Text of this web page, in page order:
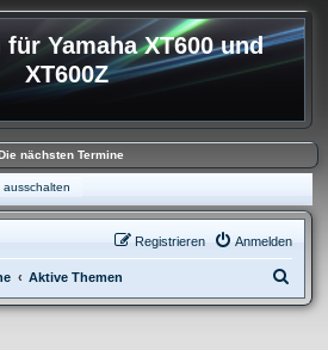
für Yamaha XT600 und
XT600Z
nächsten Termine
ausschalten
Anmelden
Registrieren
Aktive Themen
u